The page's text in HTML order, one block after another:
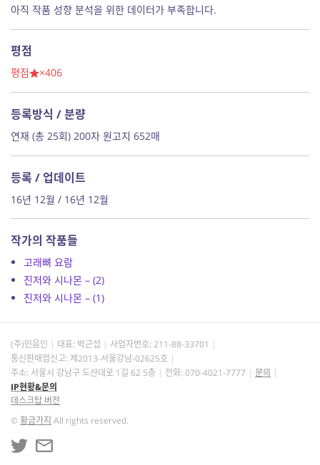
아직 작품 성향 분석을 위한 데이터가 부족합니다.
평점
평점 ×406
등록방식 / 분량
연재 (총 25회) 200자 원고지 652매
등록 / 업데이트
16년 12월 / 16년 12월
작가의 작품들
고래뼈 요람
진저와 시나몬 – (2)
진저와 시나몬 – (1)
(주)민음인 대표: 박근섭 사업자번호: 211-88-33701
통신판매업신고: 제2013-서울강남-02625호
주소: 서울시 강남구 도산대로 1길 62 5층
전화: 070-4021-7777
문의
IP현황&문의
데스크탑 버전
©황금가지 All rights reserved.